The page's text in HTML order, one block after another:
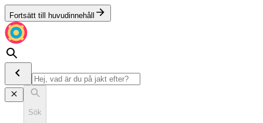
Fortsätt till huvudinnehåll
Sök